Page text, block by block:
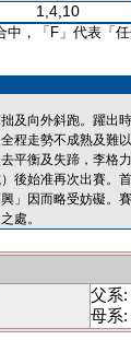
1,4,10
中，「F」代表「
拙及向外斜跑。躍
程走勢不成熟及難
平衡及失蹄，李格
後始准再次出賽。
」因而略受妨礙。
處。
父系:
母系